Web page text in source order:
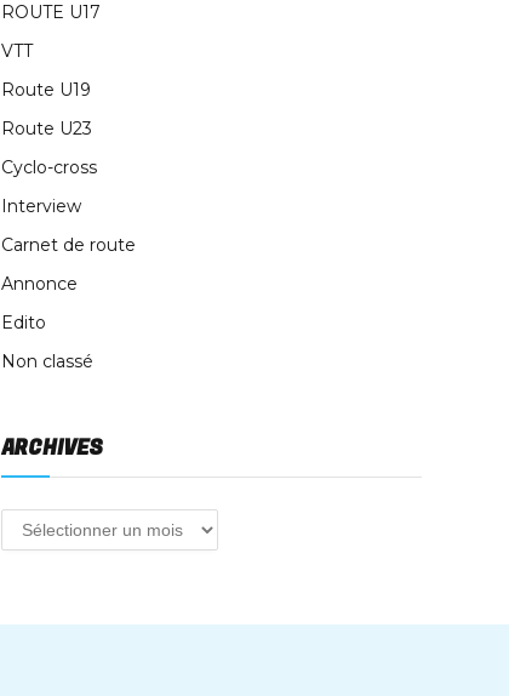
ROUTE U17
VTT
Route U19
Route U23
Cyclo-cross
Interview
Carnet de route
Annonce
Edito
Non classé
ARCHIVES